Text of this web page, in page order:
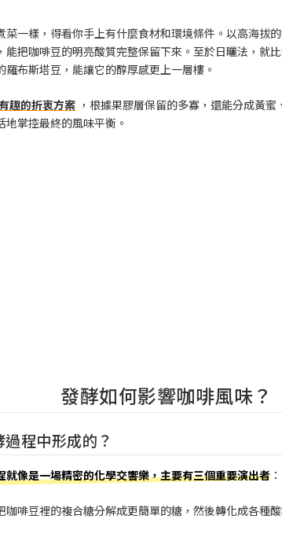
菜一樣，得看你手上有什麼食材和環境條件。以高海拔
能把咖啡豆的明亮酸質完整保留下來。至於日曬法，就
布斯塔豆，能讓它的醇厚感更上一層樓。
趣的折衷方案 ，根據果膠層保留的多寡，還能分成黃
掌控最終的風味平衡。
發酵如何影響咖啡風味？
程中形成的？
就像是一場精密的化學交響樂，主要有三個重要演出者 ：
咖啡豆裡的複合糖分解成更簡單的糖，然後轉化成各種